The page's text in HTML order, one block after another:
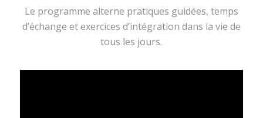
Le programme alterne pratiques guidées, temps
d’échange et exercices d’intégration dans la vie de
tous les jours.